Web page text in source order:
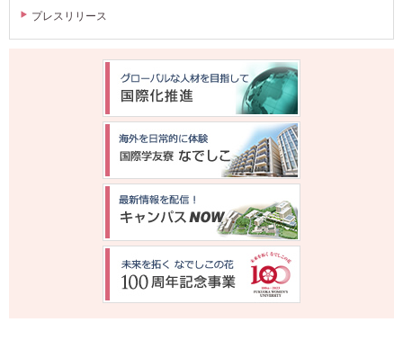
プレスリリース